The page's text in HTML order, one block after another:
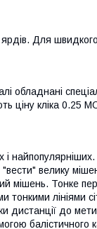
Для
обладнані
ціну кліка 0.25
і
велику
мішень. Тонке
лініями
дистанції до
балістичного